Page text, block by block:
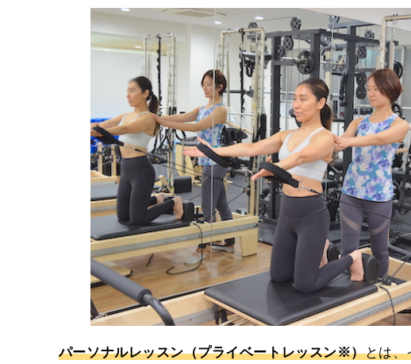
パーソナルレッスン（プライベートレッスン※）とは、